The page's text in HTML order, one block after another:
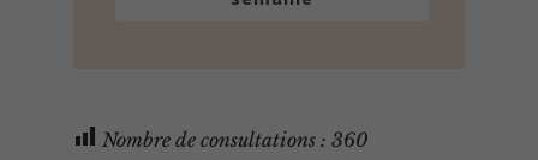
Nombre de consultations : 360